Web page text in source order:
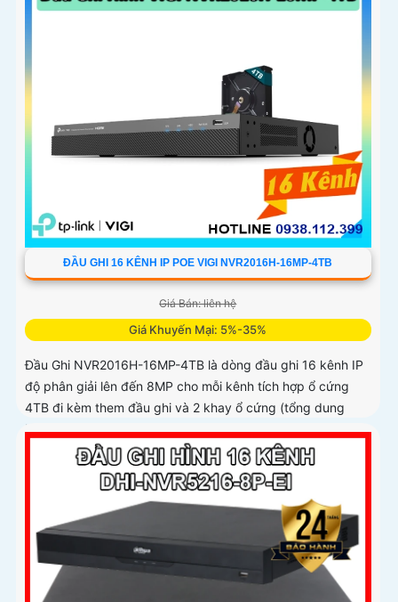
ĐẦU GHI 16 KÊNH IP POE VIGI NVR2016H-16MP-4TB
Giá Bán: liên hệ
Giá Khuyến Mại: 5%-35%
Đầu Ghi NVR2016H-16MP-4TB là dòng đầu ghi 16 kênh IP
độ phân giải lên đến 8MP cho mỗi kênh tích hợp ổ cứng
4TB đi kèm them đầu ghi và 2 khay ổ cứng (tổng dung
lượng đến 32TB). Xử lý thông minh nhận diện người và
phương tiện giúp lọc sự kiện quan trọng